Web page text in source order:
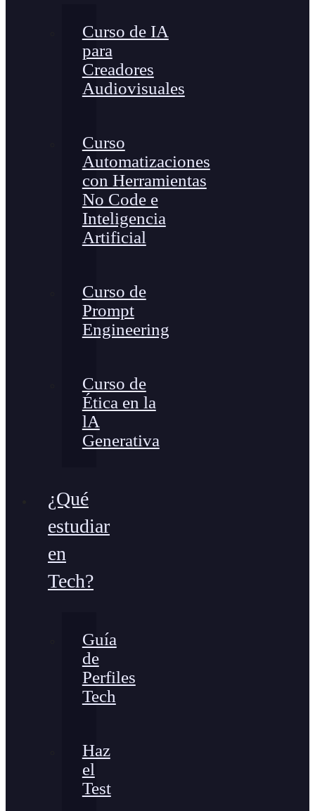
Curso de IA
para
Creadores
Audiovisuales
Curso
Automatizaciones
con Herramientas
No Code e
Inteligencia
Artificial
Curso de
Prompt
Engineering
Curso de
Ética en la
lA
Generativa
¿Qué
estudiar
en
Tech?
Guía
de
Perfiles
Tech
Haz
el
Test